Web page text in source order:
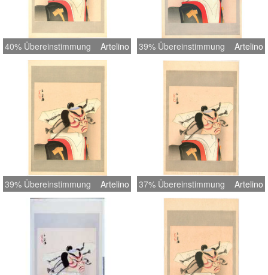
40% Übereinstimmung Artelino 39% Übereinstimmung Artelino
39% Übereinstimmung Artelino 37% Übereinstimmung Artelino